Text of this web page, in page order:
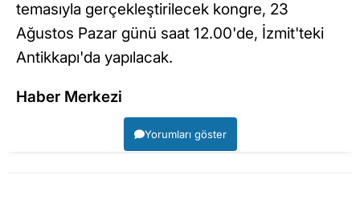
temasıyla gerçekleştirilecek kongre, 23
Ağustos Pazar günü saat 12.00'de, İzmit'teki
Antikkapı'da yapılacak.
Haber Merkezi
Yorumları göster